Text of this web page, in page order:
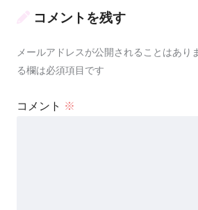
コメントを残す
メールアドレスが公開されることはあり
る欄は必須項目です
コメント ※